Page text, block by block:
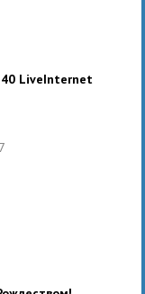
LiveInternet